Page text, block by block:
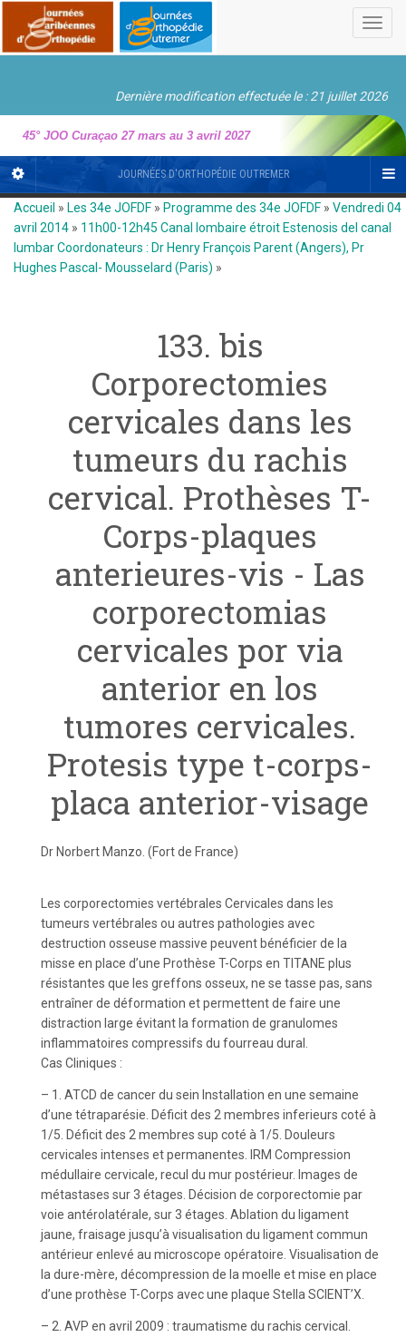
Dernière modification effectuée le : 21 juillet 2026
45° JOO Curaçao 27 mars au 3 avril 2027
JOURNÉES D'ORTHOPÉDIE OUTREMER
Accueil » Les 34e JOFDF » Programme des 34e JOFDF » Vendredi 04
avril 2014 » 11h00-12h45 Canal lombaire étroit Estenosis del canal
lumbar Coordonateurs : Dr Henry François Parent (Angers), Pr
Hughes Pascal- Mousselard (Paris) »
133. bis
Corporectomies
cervicales dans les
tumeurs du rachis
cervical. Prothèses T-
Corps-plaques
anterieures-vis - Las
corporectomias
cervicales por via
anterior en los
tumores cervicales.
Protesis type t-corps-
placa anterior-visage
Dr Norbert Manzo. (Fort de France)
Les corporectomies vertébrales Cervicales dans les
tumeurs vertébrales ou autres pathologies avec
destruction osseuse massive peuvent bénéficier de la
misse en place d’une Prothèse T-Corps en TITANE plus
résistantes que les greffons osseux, ne se tasse pas, sans
entraîner de déformation et permettent de faire une
distraction large évitant la formation de granulomes
inflammatoires compressifs du fourreau dural.
Cas Cliniques :
– 1. ATCD de cancer du sein Installation en une semaine
d’une tétraparésie. Déficit des 2 membres inferieurs coté à
1/5. Déficit des 2 membres sup coté à 1/5. Douleurs
cervicales intenses et permanentes. IRM Compression
médullaire cervicale, recul du mur postérieur. Images de
métastases sur 3 étages. Décision de corporectomie par
voie antérolatérale, sur 3 étages. Ablation du ligament
jaune, fraisage jusqu’à visualisation du ligament commun
antérieur enlevé au microscope opératoire. Visualisation de
la dure-mère, décompression de la moelle et mise en place
d’une prothèse T-Corps avec une plaque Stella SCIENT’X.
– 2. AVP en avril 2009 : traumatisme du rachis cervical.